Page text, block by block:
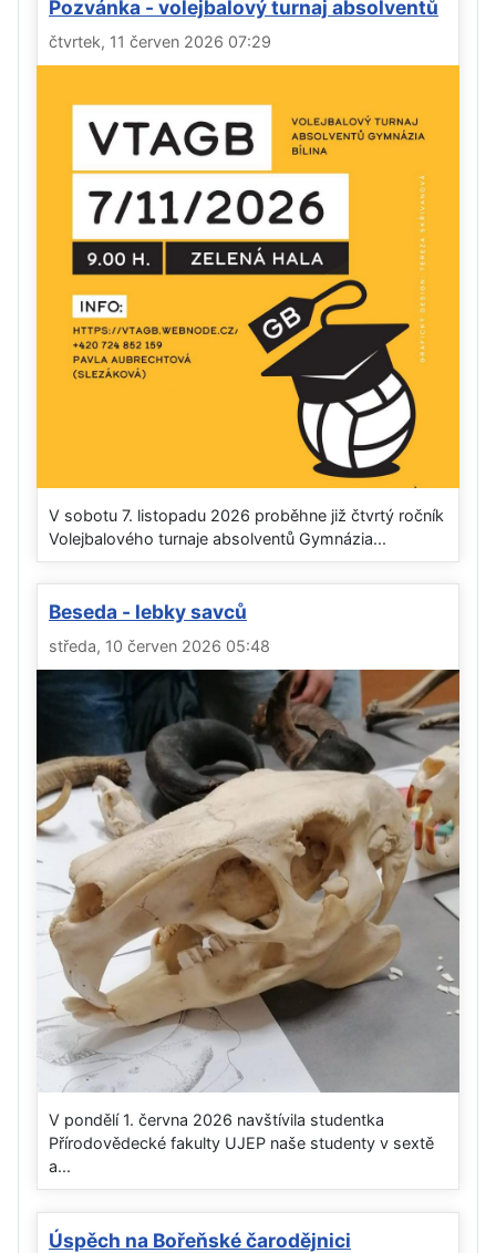
Pozvánka - volejbalový turnaj absolventů
čtvrtek, 11 červen 2026 07:29
V sobotu 7. listopadu 2026 proběhne již čtvrtý ročník
Volejbalového turnaje absolventů Gymnázia...
Beseda - lebky savců
středa, 10 červen 2026 05:48
V pondělí 1. června 2026 navštívila studentka
Přírodovědecké fakulty UJEP naše studenty v sextě
a...
Úspěch na Bořeňské čarodějnici